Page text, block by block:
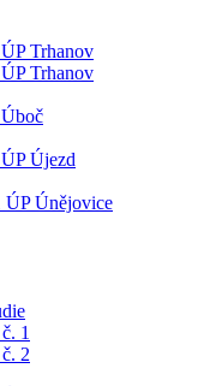
Trhanov
Trhanov
Újezd
ÚP Únějovice
1
2